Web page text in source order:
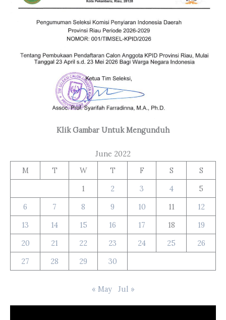
Klik Gambar Untuk Mengunduh
June 2022
M
T W T F S
S
1
2 3 4
5
6
7 8 9 10 11
12
13
14 15 16 17 18
19
20
21 22 23 24 25
26
27
28 29 30
« May Jul »